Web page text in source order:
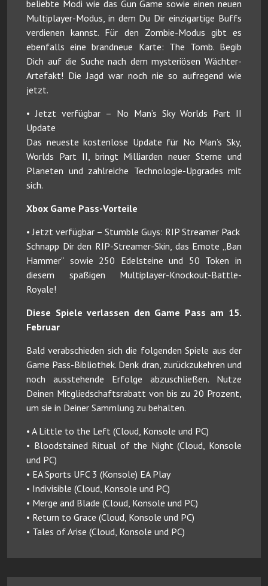
beliebte Modi wie das Gun Game sowie einen neuen
Multiplayer-Modus, in dem Du Dir einzigartige Buffs
verdienen kannst. Für den Zombie-Modus gibt es
ebenfalls eine brandneue Karte: The Tomb. Begib
Dich auf die Suche nach dem mysteriösen Wächter-
Artefakt! Die Jagd war noch nie so aufregend wie
jetzt.
• Jetzt verfügbar – No Man’s Sky Worlds Part II
Update
Das neueste kostenlose Update für No Man’s Sky,
Worlds Part II, bringt Milliarden neuer Sterne und
Planeten und zahlreiche Technologie-Upgrades mit
sich.
Xbox Game Pass-Vorteile
• Jetzt verfügbar – Stumble Guys: RIP Streamer Pack
Schnapp Dir den RIP-Streamer-Skin, das Emote „Ban
Hammer“ sowie 250 Edelsteine und 50 Token in
diesem spaßigen Multiplayer-Knockout-Battle-
Royale!
Diese Spiele verlassen den Game Pass am 15.
Februar
Bald verabschieden sich die folgenden Spiele aus der
Game Pass-Bibliothek. Denk dran, zurückzukehren und
noch ausstehende Erfolge abzuschließen. Nutze
Deinen Mitgliedschaftsrabatt von bis zu 20 Prozent,
um sie in Deiner Sammlung zu behalten.
• A Little to the Left (Cloud, Konsole und PC)
• Bloodstained Ritual of the Night (Cloud, Konsole
und PC)
• EA Sports UFC 3 (Konsole) EA Play
• Indivisible (Cloud, Konsole und PC)
• Merge and Blade (Cloud, Konsole und PC)
• Return to Grace (Cloud, Konsole und PC)
• Tales of Arise (Cloud, Konsole und PC)